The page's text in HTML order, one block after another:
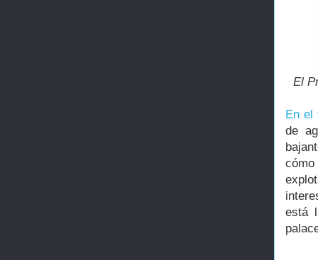
El
En el
de
está